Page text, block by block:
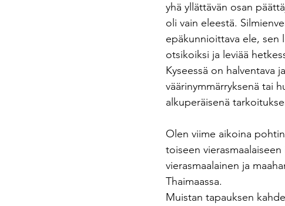
yhä yllättävän osan
oli vain eleestä.
epäkunnioittava ele, sen
otsikoiksi ja leviää
Kyseessä on halventava
väärinymmärryksenä tai
alkuperäisenä
Olen viime aikoina
toiseen
vierasmaalainen ja
Thaimaassa.
Muistan tapauksen